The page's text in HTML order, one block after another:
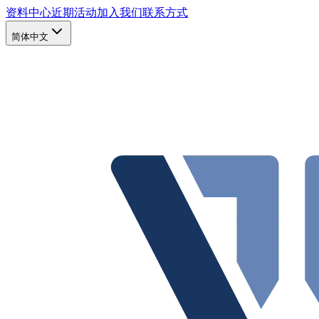
资料中心近期活动加入我们联系方式
简体中文